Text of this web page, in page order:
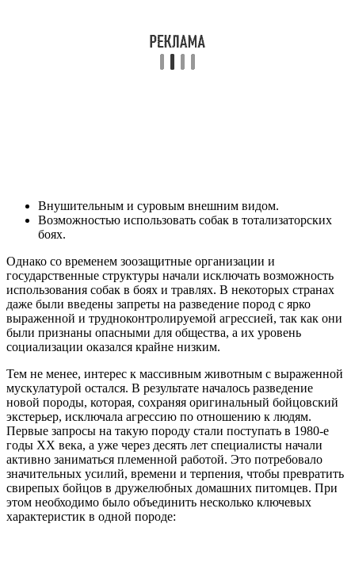
Внушительным и суровым внешним видом.
Возможностью использовать собак в тотализаторских
боях.
Однако со временем зоозащитные организации и
государственные структуры начали исключать возможность
использования собак в боях и травлях. В некоторых странах
даже были введены запреты на разведение пород с ярко
выраженной и трудноконтролируемой агрессией, так как они
были признаны опасными для общества, а их уровень
социализации оказался крайне низким.
Тем не менее, интерес к массивным животным с выраженной
мускулатурой остался. В результате началось разведение
новой породы, которая, сохраняя оригинальный бойцовский
экстерьер, исключала агрессию по отношению к людям.
Первые запросы на такую породу стали поступать в 1980-е
годы XX века, а уже через десять лет специалисты начали
активно заниматься племенной работой. Это потребовало
значительных усилий, времени и терпения, чтобы превратить
свирепых бойцов в дружелюбных домашних питомцев. При
этом необходимо было объединить несколько ключевых
характеристик в одной породе: